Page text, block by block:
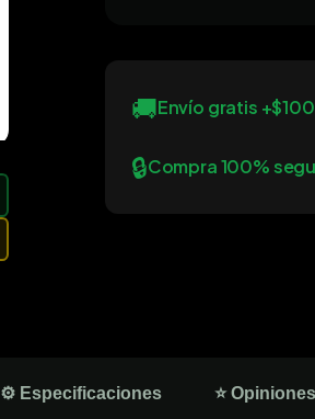
🚚Envío gratis
🔒Compra 100%
⚙️ Especificaciones ⭐ Opiniones